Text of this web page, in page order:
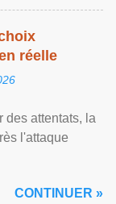
réelle
des attentats, la
l'attaque
CONTINUER »